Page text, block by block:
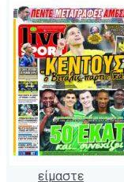
είμαστε